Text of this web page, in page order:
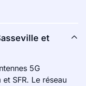
et
5G
SFR. Le réseau